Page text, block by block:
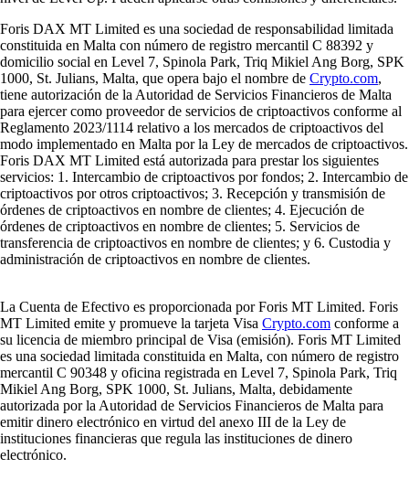
Foris DAX MT Limited es una sociedad de responsabilidad limitada
constituida en Malta con número de registro mercantil C 88392 y
domicilio social en Level 7, Spinola Park, Triq Mikiel Ang Borg, SPK
1000, St. Julians, Malta, que opera bajo el nombre de Crypto.com,
tiene autorización de la Autoridad de Servicios Financieros de Malta
para ejercer como proveedor de servicios de criptoactivos conforme al
Reglamento 2023/1114 relativo a los mercados de criptoactivos del
modo implementado en Malta por la Ley de mercados de criptoactivos.
Foris DAX MT Limited está autorizada para prestar los siguientes
servicios: 1. Intercambio de criptoactivos por fondos; 2. Intercambio de
criptoactivos por otros criptoactivos; 3. Recepción y transmisión de
órdenes de criptoactivos en nombre de clientes; 4. Ejecución de
órdenes de criptoactivos en nombre de clientes; 5. Servicios de
transferencia de criptoactivos en nombre de clientes; y 6. Custodia y
administración de criptoactivos en nombre de clientes.
La Cuenta de Efectivo es proporcionada por Foris MT Limited. Foris
MT Limited emite y promueve la tarjeta Visa Crypto.com conforme a
su licencia de miembro principal de Visa (emisión). Foris MT Limited
es una sociedad limitada constituida en Malta, con número de registro
mercantil C 90348 y oficina registrada en Level 7, Spinola Park, Triq
Mikiel Ang Borg, SPK 1000, St. Julians, Malta, debidamente
autorizada por la Autoridad de Servicios Financieros de Malta para
emitir dinero electrónico en virtud del anexo III de la Ley de
instituciones financieras que regula las instituciones de dinero
electrónico.